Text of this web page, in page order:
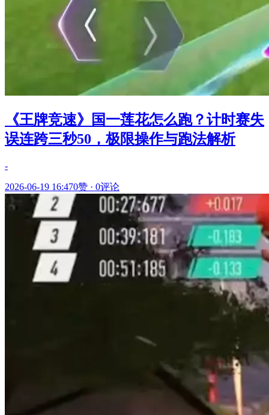
《王牌竞速》国一莲花怎么跑？计时赛失
误连跨三秒50，极限操作与跑法解析
-
2026-06-19 16:470赞 · 0评论